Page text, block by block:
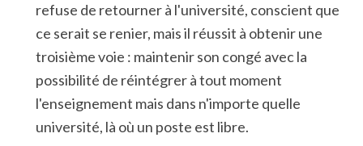
refuse de retourner à l'université, conscient que
ce serait se renier, mais il réussit à obtenir une
troisième voie : maintenir son congé avec la
possibilité de réintégrer à tout moment
l'enseignement mais dans n'importe quelle
université, là où un poste est libre.